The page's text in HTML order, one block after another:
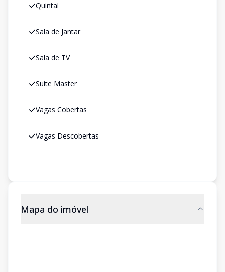
Quintal
Sala de Jantar
Sala de TV
Suíte Master
Vagas Cobertas
Vagas Descobertas
Mapa do imóvel